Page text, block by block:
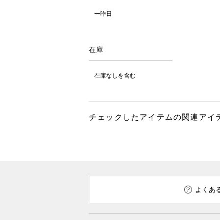
一昨日
在庫
在庫なしを含む
チェックしたアイテムの関連アイ
よくあ